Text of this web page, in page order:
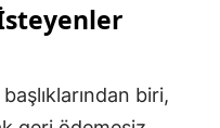
biri,